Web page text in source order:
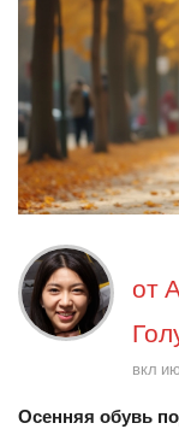
от
вкл
Осенняя обувь